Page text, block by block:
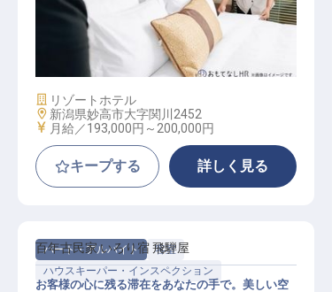
トレーラーハウスの客室清掃
施設業態
リゾートホテル
勤務地
新潟県妙高市大字関川2452
給与
月給／193,000円～ 200,000円
キープする 詳しく見る
パート・アルバイト
客室
ハウスキーパー・インスペクション
百年古民家 いろり宿 飛騨屋
お客様の心に残る滞在をあなたの手で。美しい空